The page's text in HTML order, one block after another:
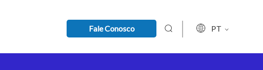
Fale Conosco PT